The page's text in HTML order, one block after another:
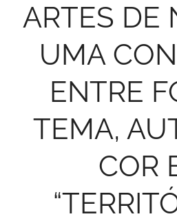
ARTES DE
UMA
ENTRE
TEMA,
COR